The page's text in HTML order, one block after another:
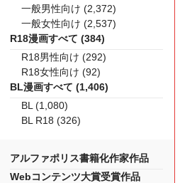
一般男性向け (2,372)
一般女性向け (2,537)
R18漫画すべて (384)
R18男性向け (292)
R18女性向け (92)
BL漫画すべて (1,406)
BL (1,080)
BL R18 (326)
アルファポリス書籍化作家作品
Webコンテンツ大賞受賞作品